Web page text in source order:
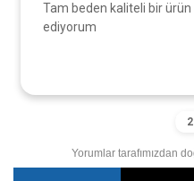
Tam beden kaliteli bir ürün
ediyorum
Yorumlar tarafımızdan